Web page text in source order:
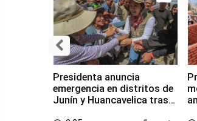
Presidenta anuncia
emergencia en distritos de
Junín y Huancavelica tras